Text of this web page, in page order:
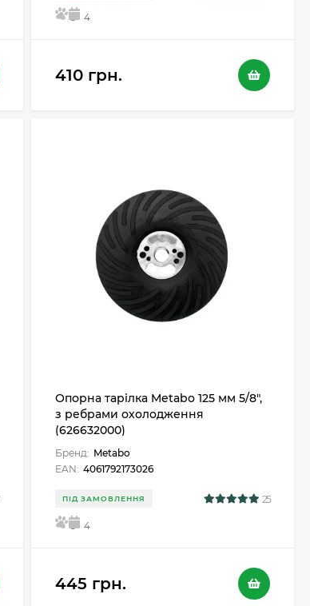
5 4
410 грн.
Опорна тарілка Metabo 125 мм 5/8",
з ребрами охолодження
(626632000)
Бренд: Metabo
EAN: 4061792173026
ПІД ЗАМОВЛЕННЯ 25
5 4
445 грн.